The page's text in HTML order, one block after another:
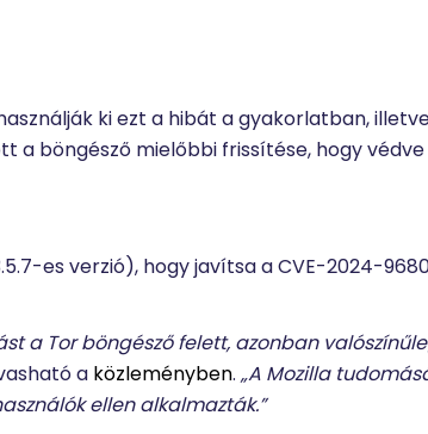
ki ezt a hibát a gyakorlatban,
a böngésző mielőbbi frissítése, hogy
es verzió), hogy javítsa a CVE-2024-
a Tor böngésző felett, azonban
a közleményben. „A Mozilla
ellen alkalmazták.”